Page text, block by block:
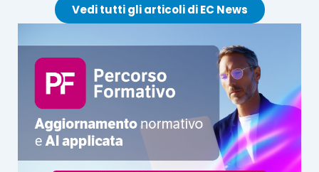
Vedi tutti gli articoli di EC News